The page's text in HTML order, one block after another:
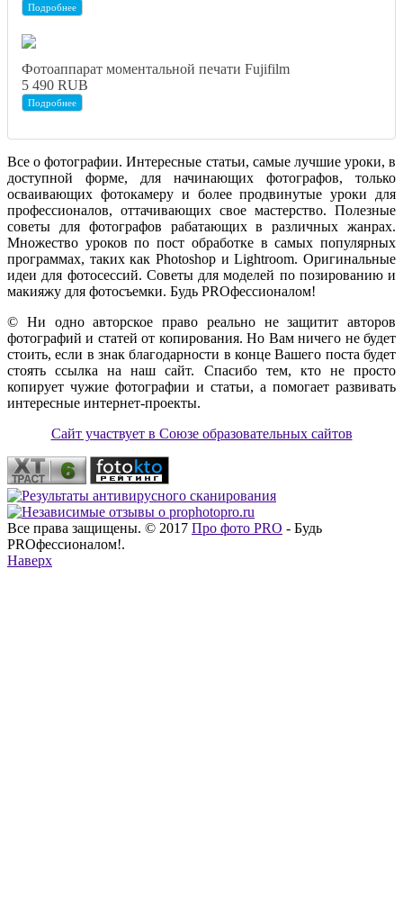
Подробнее
Фотоаппарат моментальной печати Fujifilm
5 490 RUB
Подробнее
Все о фотографии. Интересные статьи, самые лучшие уроки, в
доступной форме, для начинающих фотографов, только
осваивающих фотокамеру и более продвинутые уроки для
профессионалов, оттачивающих свое мастерство. Полезные
советы для фотографов рабатающих в различных жанрах.
Множество уроков по пост обработке в самых популярных
программах, таких как Photoshop и Lightroom. Оригинальные
идеи для фотосессий. Советы для моделей по позированию и
макияжу для фотосъемки. Будь PROфессионалом!
© Ни одно авторское право реально не защитит авторов
фотографий и статей от копирования. Но Вам ничего не будет
стоить, если в знак благодарности в конце Вашего поста будет
стоять ссылка на наш сайт. Спасибо тем, кто не просто
копирует чужие фотографии и статьи, а помогает развивать
интересные интернет-проекты.
Сайт участвует в Союзе образовательных сайтов
Все права защищены. © 2017 Про фото PRO - Будь
PROфессионалом!.
Наверх